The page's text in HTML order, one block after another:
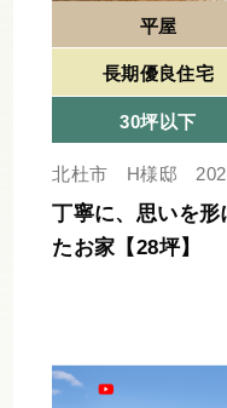
平屋
長期優良住宅
30坪以下
北杜市 H様邸
丁寧に、思いを形
たお家【28坪】